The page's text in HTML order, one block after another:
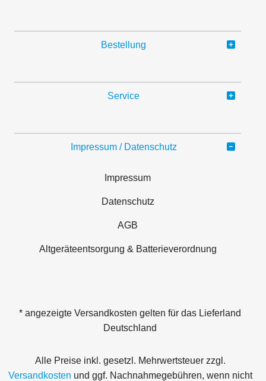
Bestellung
Service
Impressum / Datenschutz
Impressum
Datenschutz
AGB
Altgeräteentsorgung & Batterieverordnung
* angezeigte Versandkosten gelten für das Lieferland
Deutschland
Alle Preise inkl. gesetzl. Mehrwertsteuer zzgl.
Versandkosten und ggf. Nachnahmegebühren, wenn nicht